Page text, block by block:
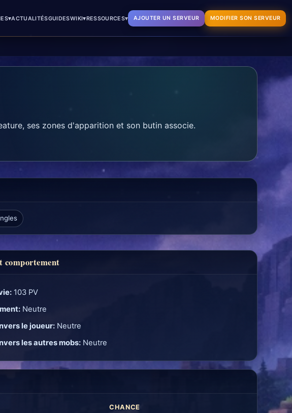
▾ACTUALITÉSGUIDESWIKI▾RESSOURCES▾ AJOUTER UN SERVEUR MODIFIER SON SERVEUR
ses zones d'apparition et son butin associe.
comportement
103 PV
Neutre
le joueur:Neutre
les autres mobs:Neutre
CHANCE